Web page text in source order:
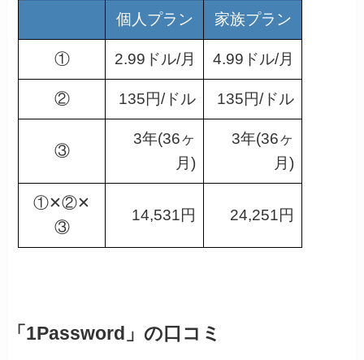
個人プラン
家族プラン
① 2.99ドル/月 4.99ドル/月
② 135円/ドル 135円/ドル
③
3年(36ヶ
月)
3年(36ヶ
月)
①✕②✕
③
14,531円 24,251円
「1Password」の口コミ